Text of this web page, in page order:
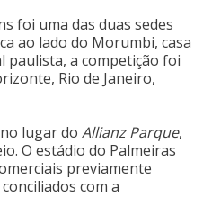
foi uma das duas sedes
ao lado do Morumbi, casa
paulista, a competição foi
Rio de Janeiro,
lugar doAllianz Parque,
O estádio do Palmeiras
previamente
com a